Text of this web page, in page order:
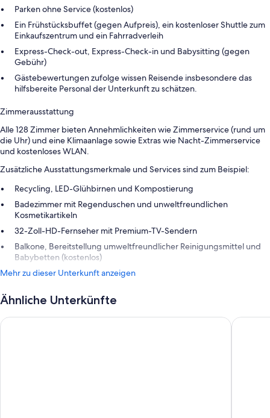
Parken ohne Service (kostenlos)
Ein Frühstücksbuffet (gegen Aufpreis), ein kostenloser Shuttle zum
Einkaufszentrum und ein Fahrradverleih
Express-Check-out, Express-Check-in und Babysitting (gegen
Gebühr)
Gästebewertungen zufolge wissen Reisende insbesondere das
hilfsbereite Personal der Unterkunft zu schätzen.
Zimmerausstattung
Alle 128 Zimmer bieten Annehmlichkeiten wie Zimmerservice (rund um
die Uhr) und eine Klimaanlage sowie Extras wie Nacht-Zimmerservice
und kostenloses WLAN.
Zusätzliche Ausstattungsmerkmale und Services sind zum Beispiel:
Recycling, LED-Glühbirnen und Kompostierung
Badezimmer mit Regenduschen und unweltfreundlichen
Kosmetikartikeln
32-Zoll-HD-Fernseher mit Premium-TV-Sendern
Balkone, Bereitstellung umweltfreundlicher Reinigungsmittel und
Babybetten (kostenlos)
Mehr zu dieser Unterkunft anzeigen
Ähnliche Unterkünfte
Grand Mirage Resort & Thalasso Bali Ayodya